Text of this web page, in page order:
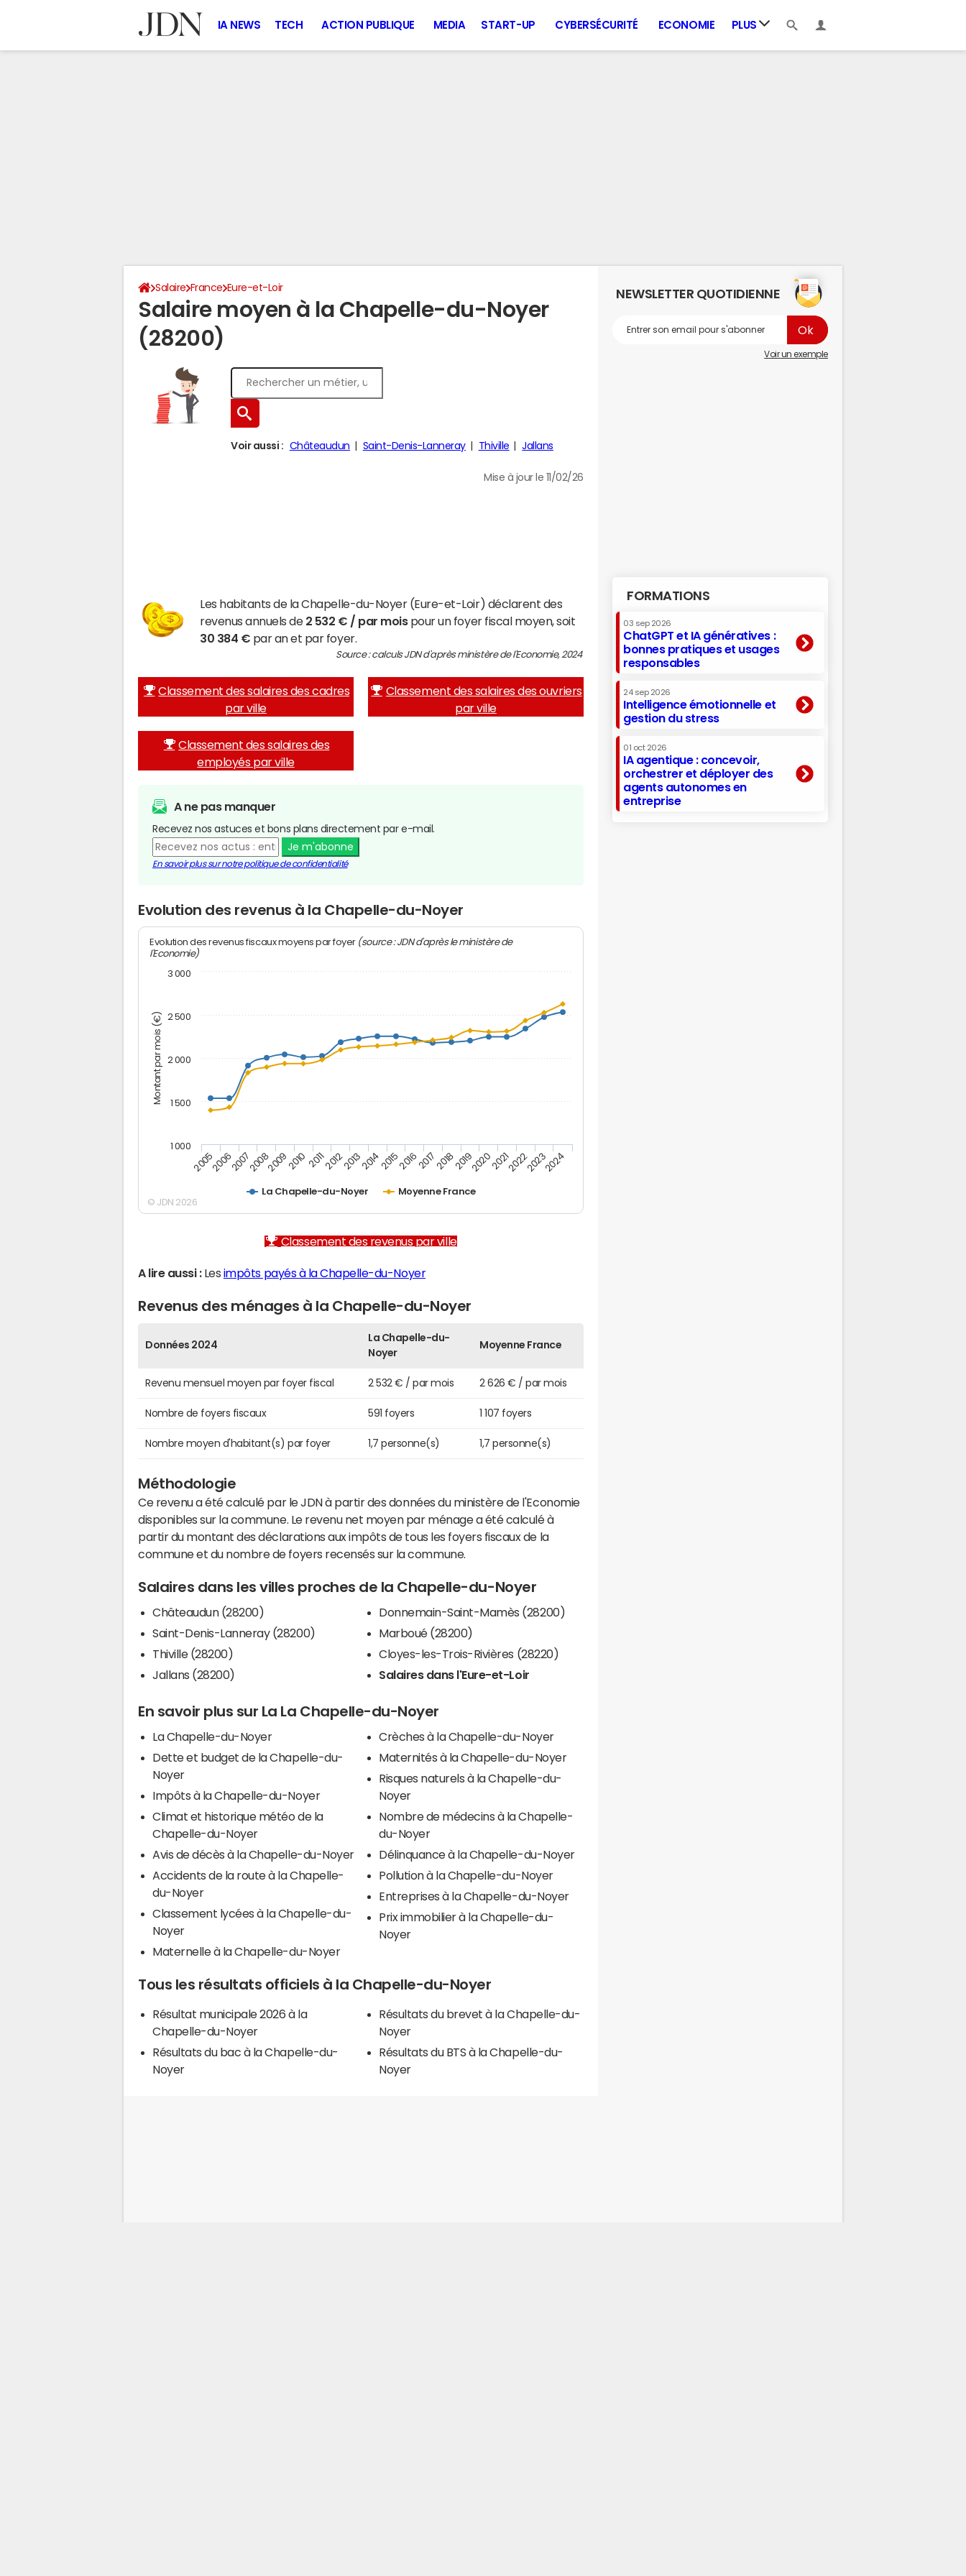
IA NEWS TECH ACTION PUBLIQUE MEDIA START-UP CYBERSÉCURITÉ ECONOMIE PLUS
Salaire France Eure-et-Loir
Salaire moyen à la Chapelle-du-Noyer
(28200)
Voir aussi : Châteaudun Saint-Denis-Lanneray Thiville Jallans
Mise à jour le 11/02/26
Les habitants de la Chapelle-du-Noyer (Eure-et-Loir) déclarent des
revenus annuels de 2 532 € / par moispour un foyer fiscal moyen, soit
30 384 € par an et par foyer.
Source : calculs JDN d'après ministère de l'Economie, 2024
Classement des salaires des cadres
par ville
Classement des salaires des ouvriers
par ville
Classement des salaires des
employés par ville
A ne pas manquer
Recevez nos astuces et bons plans directement par e-mail.
Je m'abonne
En savoir plus sur notre politique de confidentialité
Evolution des revenus à la Chapelle-du-Noyer
Montant par mois (€)
Evolution des revenus fiscaux moyens par foyer (source : JDN d'après le ministère de
l'Economie)
La Chapelle-du-Noyer Moyenne France
200520062007200820092010 20112012201320142015201620172018201920202021202220232024
1 000
1 500
2 000
2 500
3 000
© JDN 2026
Classement des revenus par ville
A lire aussi :Les impôts payés à la Chapelle-du-Noyer
Revenus des ménages à la Chapelle-du-Noyer
Données 2024
La Chapelle-du-
Noyer
Moyenne France
Revenu mensuel moyen par foyer fiscal 2 532 € / par mois 2 626 € / par mois
Nombre de foyers fiscaux 591 foyers 1 107 foyers
Nombre moyen d'habitant(s) par foyer 1,7 personne(s) 1,7 personne(s)
Méthodologie
Ce revenu a été calculé par le JDN à partir des données du ministère de l'Economie
disponibles sur la commune. Le revenu net moyen par ménage a été calculé à
partir du montant des déclarations aux impôts de tous les foyers fiscaux de la
commune et du nombre de foyers recensés sur la commune.
Salaires dans les villes proches de la Chapelle-du-Noyer
Châteaudun (28200)
Saint-Denis-Lanneray (28200)
Thiville (28200)
Jallans (28200)
Donnemain-Saint-Mamès (28200)
Marboué (28200)
Cloyes-les-Trois-Rivières (28220)
Salaires dans l'Eure-et-Loir
En savoir plus sur La La Chapelle-du-Noyer
La Chapelle-du-Noyer
Dette et budget de la Chapelle-du-
Noyer
Impôts à la Chapelle-du-Noyer
Climat et historique météo de la
Chapelle-du-Noyer
Avis de décès à la Chapelle-du-Noyer
Accidents de la route à la Chapelle-
du-Noyer
Classement lycées à la Chapelle-du-
Noyer
Maternelle à la Chapelle-du-Noyer
Crèches à la Chapelle-du-Noyer
Maternités à la Chapelle-du-Noyer
Risques naturels à la Chapelle-du-
Noyer
Nombre de médecins à la Chapelle-
du-Noyer
Délinquance à la Chapelle-du-Noyer
Pollution à la Chapelle-du-Noyer
Entreprises à la Chapelle-du-Noyer
Prix immobilier à la Chapelle-du-
Noyer
Tous les résultats officiels à la Chapelle-du-Noyer
Résultat municipale 2026 à la
Chapelle-du-Noyer
Résultats du bac à la Chapelle-du-
Noyer
Résultats du brevet à la Chapelle-du-
Noyer
Résultats du BTS à la Chapelle-du-
Noyer
NEWSLETTER QUOTIDIENNE
Voir un exemple
FORMATIONS
03 sep 2026
ChatGPT et IA génératives :
bonnes pratiques et usages
responsables
24 sep 2026
Intelligence émotionnelle et
gestion du stress
01 oct 2026
IA agentique : concevoir,
orchestrer et déployer des
agents autonomes en
entreprise